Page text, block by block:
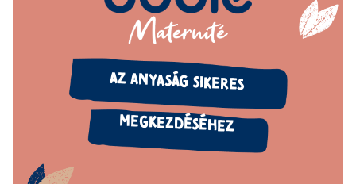
AZ ANYASÁG SIKERES
MEGKEZDÉSÉHEZ